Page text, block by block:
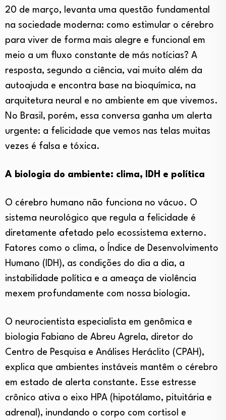
20 de março, levanta uma questão fundamental
na sociedade moderna: como estimular o cérebro
para viver de forma mais alegre e funcional em
meio a um fluxo constante de más notícias? A
resposta, segundo a ciência, vai muito além da
autoajuda e encontra base na bioquímica, na
arquitetura neural e no ambiente em que vivemos.
No Brasil, porém, essa conversa ganha um alerta
urgente: a felicidade que vemos nas telas muitas
vezes é falsa e tóxica.
A biologia do ambiente: clima, IDH e política
O cérebro humano não funciona no vácuo. O
sistema neurológico que regula a felicidade é
diretamente afetado pelo ecossistema externo.
Fatores como o clima, o Índice de Desenvolvimento
Humano (IDH), as condições do dia a dia, a
instabilidade política e a ameaça de violência
mexem profundamente com nossa biologia.
O neurocientista especialista em genômica e
biologia Fabiano de Abreu Agrela, diretor do
Centro de Pesquisa e Análises Heráclito (CPAH),
explica que ambientes instáveis mantêm o cérebro
em estado de alerta constante. Esse estresse
crônico ativa o eixo HPA (hipotálamo, pituitária e
adrenal), inundando o corpo com cortisol e